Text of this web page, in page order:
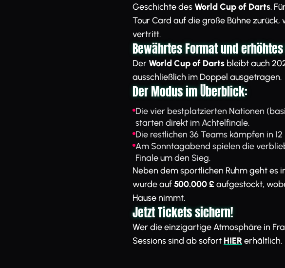
Geschichte des World Cup of Darts.
Tour Card auf die große Bühne zurück,
vertritt.
Bewährtes Format und
Der World Cup of Darts bleibt auch
ausschließlich im Doppel ausgetragen.
Der Modus im Überblick:
Die vier bestplatzierten Nationen
starten direkt im Achtelfinale.
Die restlichen 36 Teams kämpfen in
Am Sonntagabend spielen die
Finale um den Sieg.
Neben dem sportlichen Ruhm geht es
wurde auf500.000 £ aufgestockt,
Hause nimmt.
Jetzt Tickets sichern!
Wer die einzigartige Atmosphäre in
Sessions sind ab sofort HIERerhältlich.